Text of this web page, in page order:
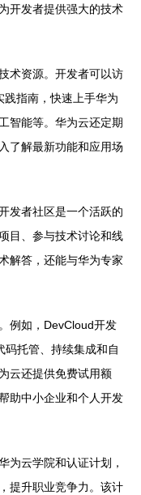
开发者提供强大的技术
术资源。开发者可以访
践指南，快速上手华为
智能等。华为云还定期
了解最新功能和应用场
发者社区是一个活跃的
目、参与技术讨论和线
解答，还能与华为专家
例如，DevCloud开发
托管、持续集成和自
云还提供免费试用额
助中小企业和个人开发
为云学院和认证计划，
提升职业竞争力。该计